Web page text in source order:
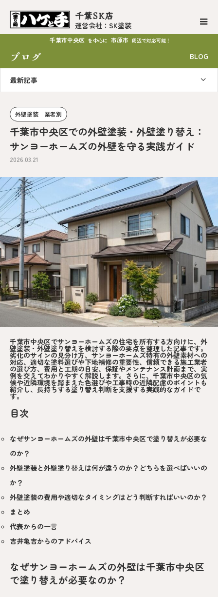
千葉SK店
運営会社：SK塗装
千葉市中央区 を中心に 市原市 周辺で対応可能！
ブログ BLOG
最新記事
外壁塗装 業者別
千葉市中央区での外壁塗装・外壁塗り替え：
サンヨーホームズの外壁を守る実践ガイド
2026.03.21
千葉市中央区でサンヨーホームズの住宅を所有する方向けに、外
壁塗装・外壁塗り替えを検討する際の要点を整理した記事です。
劣化のサインの見分け方、サンヨーホームズ特有の外壁素材への
対応、適切な塗料選びや下地補修の重要性、信頼できる施工業者
の選び方、費用と工期の目安、保証やメンテナンス計画まで、実
例を交えてわかりやすく解説します。さらに、千葉市中央区の気
候や近隣環境を踏まえた色選びや工事時の近隣配慮のポイントも
紹介し、長持ちする塗り替え判断を支援する実践的なガイドで
す。
目次
なぜサンヨーホームズの外壁は千葉市中央区で塗り替えが必要な
のか？
外壁塗装と外壁塗り替えは何が違うのか？どちらを選べばいいの
か？
外壁塗装の費用や適切なタイミングはどう判断すればいいのか？
まとめ
代表からの一言
吉井亀吉からのアドバイス
なぜサンヨーホームズの外壁は千葉市中央区
で塗り替えが必要なのか？